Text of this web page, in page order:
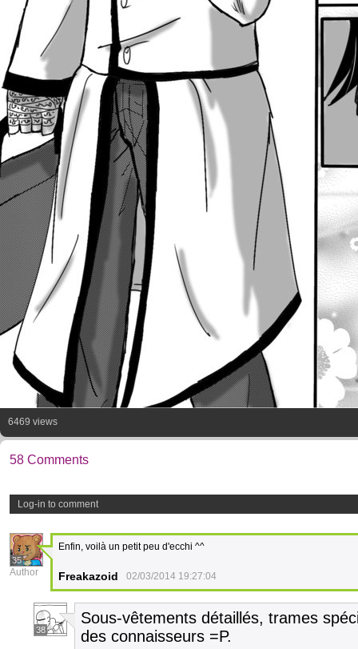
6469 views
58 Comments
Log-in to comment
35
Author
Enfin, voilà un petit peu d'ecchi ^^
Freakazoid 02/03/2014 19:27:04
38
Sous-vêtements détaillés, trames
des connaisseurs =P.